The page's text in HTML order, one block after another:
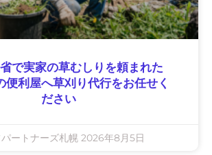
で実家の草むしりを頼まれた
便利屋へ草刈り代行をお任せく
ださい
ートナーズ札幌 2026年8月5日